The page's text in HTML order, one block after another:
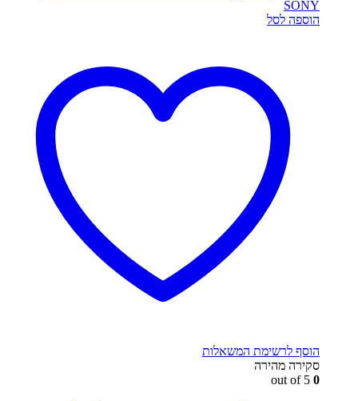
הוספה לסל
הוסף לרשימת המשאלות
סקירה מהירה
0